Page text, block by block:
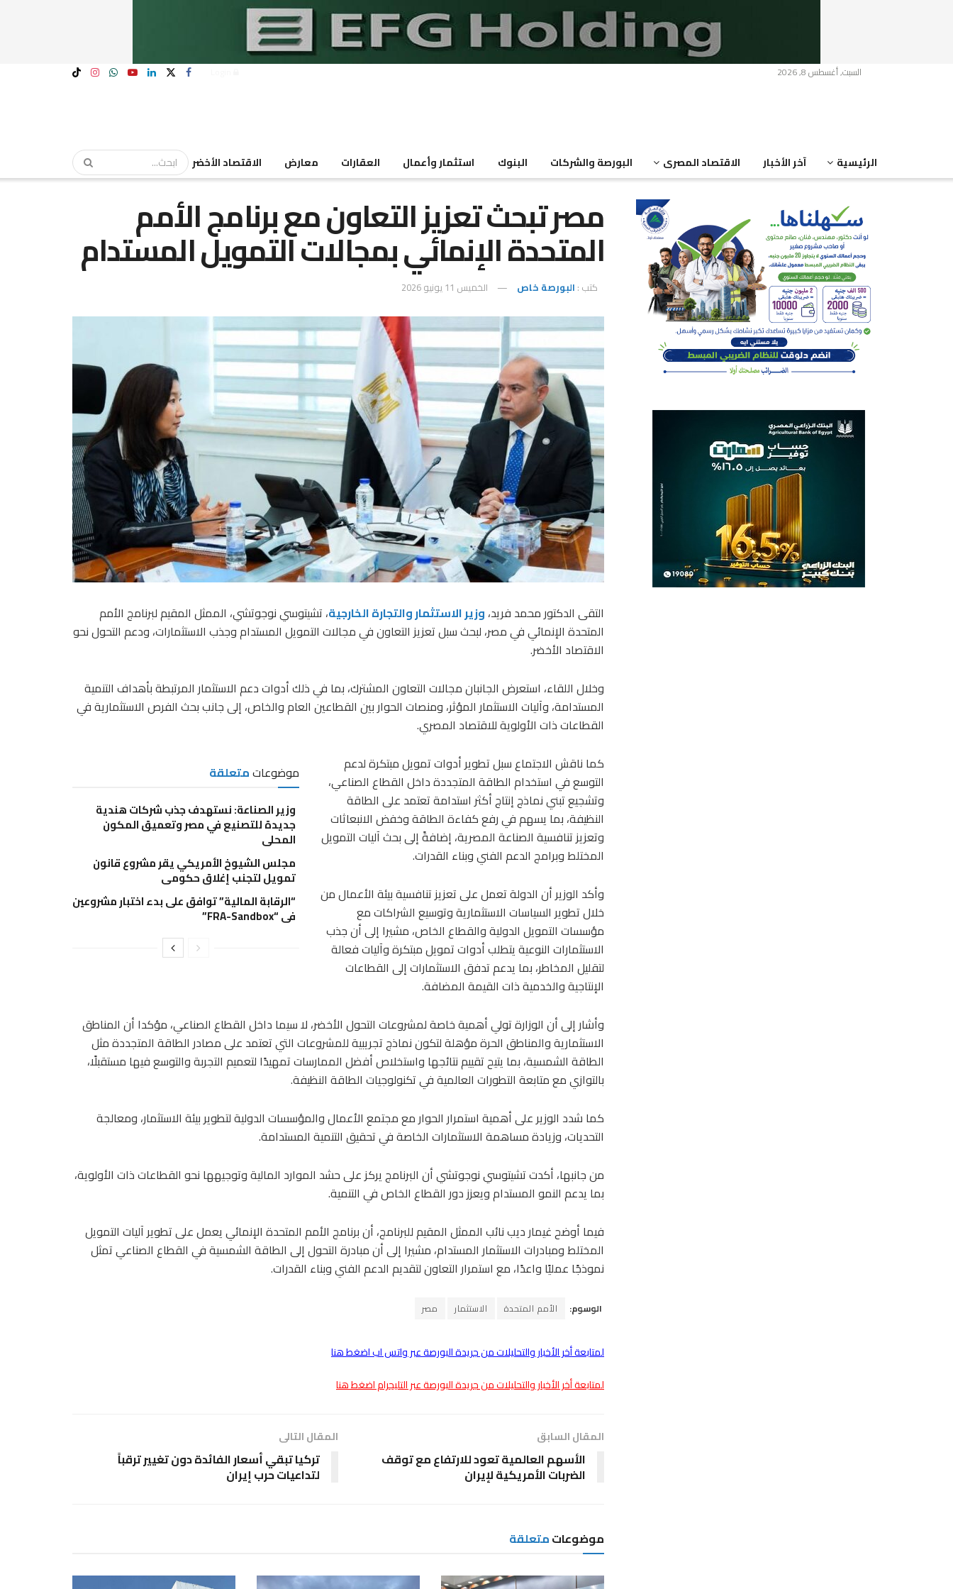
السبت, أغسطس 8, 2026
الرئيسية آخر الأخبار الاقتصاد المصرى البورصة والشركات البنوك استثمار وأعمال العقارات معارض الاقتصاد الأخضر
مصر تبحث تعزيز التعاون مع برنامج الأمم
المتحدة الإنمائي بمجالات التمويل المستدام
كتب : البورصة خاص الخميس 11 يونيو 2026
التقى الدكتور محمد فريد، وزير الاستثمار والتجارة الخارجية، تشيتوسي نوجوتشي، الممثل المقيم لبرنامج الأمم
المتحدة الإنمائي في مصر، لبحث سبل تعزيز التعاون في مجالات التمويل المستدام وجذب الاستثمارات، ودعم التحول نحو
الاقتصاد الأخضر.
وخلال اللقاء، استعرض الجانبان مجالات التعاون المشترك، بما في ذلك أدوات دعم الاستثمار المرتبطة بأهداف التنمية
المستدامة، وآليات الاستثمار المؤثر، ومنصات الحوار بين القطاعين العام والخاص، إلى جانب بحث الفرص الاستثمارية في
القطاعات ذات الأولوية للاقتصاد المصري.
موضوعاتمتعلقة
وزير الصناعة: نستهدف جذب شركات هندية
جديدة للتصنيع في مصر وتعميق المكون
المحلي
مجلس الشيوخ الأمريكي يقر مشروع قانون
تمويل لتجنب إغلاق حكومي
“الرقابة المالية” توافق على بدء اختبار مشروعين
في “FRA-Sandbox”
كما ناقش الاجتماع سبل تطوير أدوات تمويل مبتكرة لدعم
التوسع في استخدام الطاقة المتجددة داخل القطاع الصناعي،
وتشجيع تبني نماذج إنتاج أكثر استدامة تعتمد على الطاقة
النظيفة، بما يسهم في رفع كفاءة الطاقة وخفض الانبعاثات
وتعزيز تنافسية الصناعة المصرية، إضافةً إلى بحث آليات التمويل
المختلط وبرامج الدعم الفني وبناء القدرات.
وأكد الوزير أن الدولة تعمل على تعزيز تنافسية بيئة الأعمال من
خلال تطوير السياسات الاستثمارية وتوسيع الشراكات مع
مؤسسات التمويل الدولية والقطاع الخاص، مشيرا إلى أن جذب
الاستثمارات النوعية يتطلب أدوات تمويل مبتكرة وآليات فعالة
لتقليل المخاطر، بما يدعم تدفق الاستثمارات إلى القطاعات
الإنتاجية والخدمية ذات القيمة المضافة.
وأشار إلى أن الوزارة تولي أهمية خاصة لمشروعات التحول الأخضر، لا سيما داخل القطاع الصناعي، مؤكدا أن المناطق
الاستثمارية والمناطق الحرة مؤهلة لتكون نماذج تجريبية للمشروعات التي تعتمد على مصادر الطاقة المتجددة مثل
الطاقة الشمسية، بما يتيح تقييم نتائجها واستخلاص أفضل الممارسات تمهيدًا لتعميم التجربة والتوسع فيها مستقبلًا،
بالتوازي مع متابعة التطورات العالمية في تكنولوجيات الطاقة النظيفة.
كما شدد الوزير على أهمية استمرار الحوار مع مجتمع الأعمال والمؤسسات الدولية لتطوير بيئة الاستثمار، ومعالجة
التحديات، وزيادة مساهمة الاستثمارات الخاصة في تحقيق التنمية المستدامة.
من جانبها، أكدت تشيتوسي نوجوتشي أن البرنامج يركز على حشد الموارد المالية وتوجيهها نحو القطاعات ذات الأولوية،
بما يدعم النمو المستدام ويعزز دور القطاع الخاص في التنمية.
فيما أوضح غيمار ديب نائب الممثل المقيم للبرنامج، أن برنامج الأمم المتحدة الإنمائي يعمل على تطوير آليات التمويل
المختلط ومبادرات الاستثمار المستدام، مشيرا إلى أن مبادرة التحول إلى الطاقة الشمسية في القطاع الصناعي تمثل
نموذجًا عمليًا واعدًا، مع استمرار التعاون لتقديم الدعم الفني وبناء القدرات.
الوسوم: الأمم المتحدة الاستثمار مصر
لمتابعة أخر الأخبار والتحليلات من جريدة البورصة عبر واتس اب اضغط هنا
لمتابعة أخر الأخبار والتحليلات من جريدة البورصة عبر التليجرام اضغط هنا
المقال السابق
الأسهم العالمية تعود للارتفاع مع توقف
الضربات الأمريكية لإيران
المقال التالى
تركيا تبقي أسعار الفائدة دون تغيير ترقباً
لتداعيات حرب إيران
موضوعاتمتعلقة